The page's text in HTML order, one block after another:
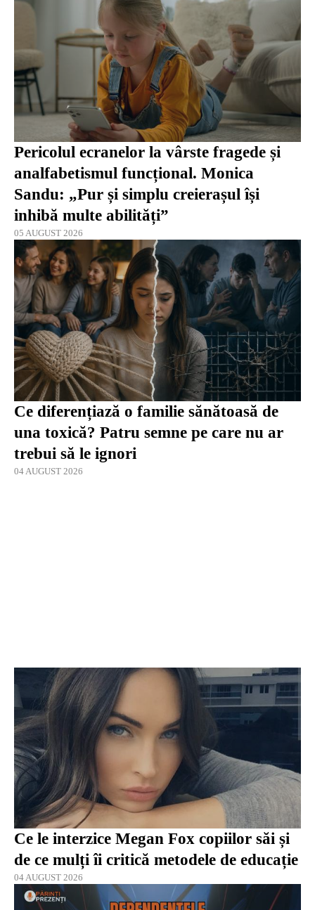
Pericolul ecranelor la vârste fragede și
analfabetismul funcțional. Monica
Sandu: „Pur și simplu creierașul își
inhibă multe abilități”
05 AUGUST 2026
Ce diferențiază o familie sănătoasă de
una toxică? Patru semne pe care nu ar
trebui să le ignori
04 AUGUST 2026
Ce le interzice Megan Fox copiilor săi și
de ce mulți îi critică metodele de educație
04 AUGUST 2026